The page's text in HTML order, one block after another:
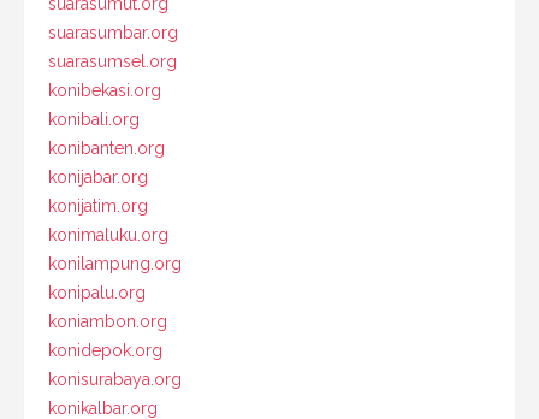
suarasumbar.org
suarasumsel.org
konibekasi.org
konibali.org
konibanten.org
konijabar.org
konijatim.org
konimaluku.org
konilampung.org
konipalu.org
koniambon.org
konidepok.org
konisurabaya.org
konikalbar.org